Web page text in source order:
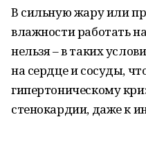
В сильную жару или
влажности работать
нельзя – в таких
на сердце и сосуды,
гипертоническому
стенокардии, даже к